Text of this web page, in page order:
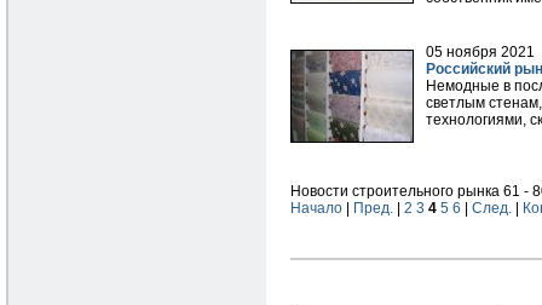
05 ноября 2021
Российский
Немодные в
светлым
технологиями,
Новости строительного рынка 61 -
Начало | Пред. | 2 3 4 5 6 | След. |